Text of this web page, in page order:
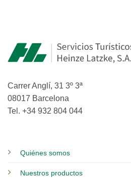
Carrer Anglí, 31 3º 3ª
08017 Barcelona
Tel. +34 932 804 044
Quiénes somos
Nuestros productos